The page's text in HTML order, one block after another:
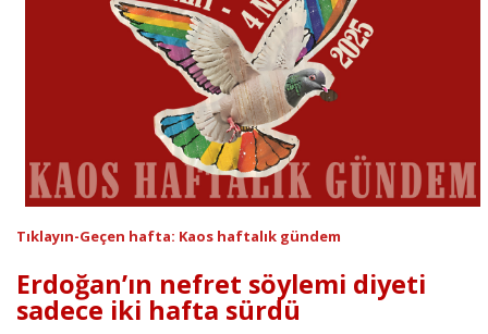
Tıklayın-Geçen hafta: Kaos haftalık gündem
Erdoğan’ın nefret söylemi diyeti
sadece iki hafta sürdü